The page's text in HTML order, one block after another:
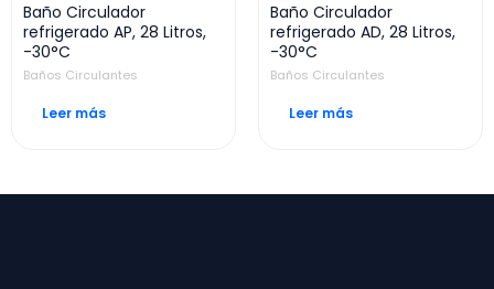
Baño Circulador
refrigerado AP, 28 Litros,
-30°C
Baños Circulantes
Leer más
Baño Circulador
refrigerado AD, 28 Litros,
-30°C
Baños Circulantes
Leer más